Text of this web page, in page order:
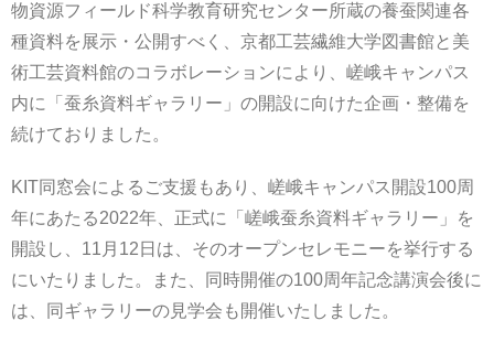
物資源フィールド科学教育研究センター所蔵の養蚕関連各
種資料を展示・公開すべく、京都工芸繊維大学図書館と美
術工芸資料館のコラボレーションにより、嵯峨キャンパス
内に「蚕糸資料ギャラリー」の開設に向けた企画・整備を
続けておりました。
KIT同窓会によるご支援もあり、嵯峨キャンパス開設100周
年にあたる2022年、正式に「嵯峨蚕糸資料ギャラリー」を
開設し、11月12日は、そのオープンセレモニーを挙行する
にいたりました。また、同時開催の100周年記念講演会後に
は、同ギャラリーの見学会も開催いたしました。